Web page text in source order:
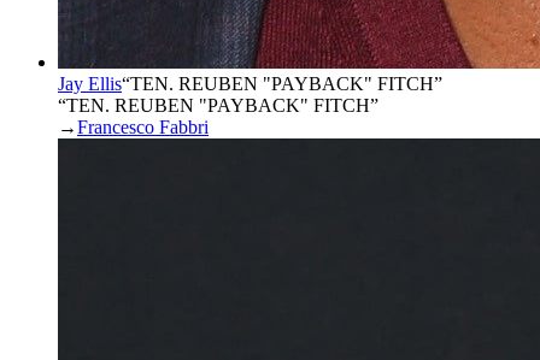
Jay Ellis“TEN. REUBEN "PAYBACK" FITCH”
“TEN. REUBEN "PAYBACK" FITCH”
→Francesco Fabbri